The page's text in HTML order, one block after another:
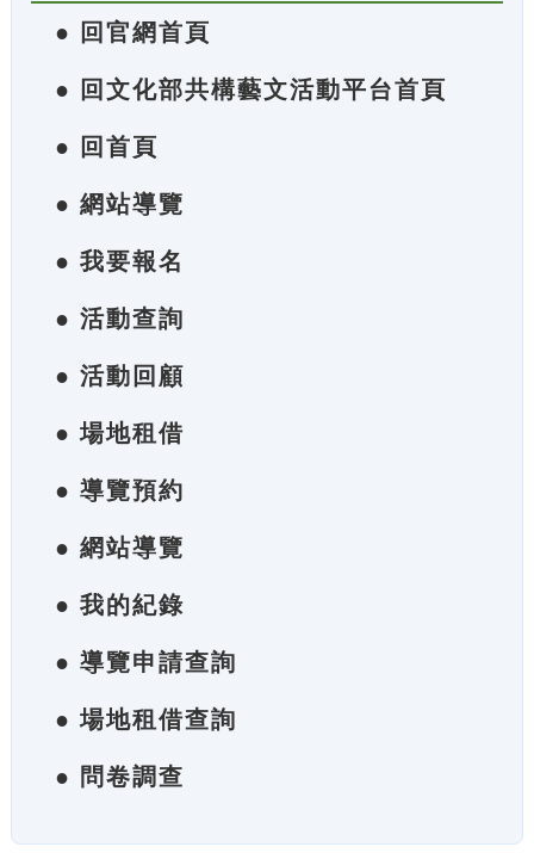
● 回官網首頁
● 回文化部共構藝文活動平台首頁
● 回首頁
● 網站導覽
● 我要報名
● 活動查詢
● 活動回顧
● 場地租借
● 導覽預約
● 網站導覽
● 我的紀錄
● 導覽申請查詢
● 場地租借查詢
● 問卷調查